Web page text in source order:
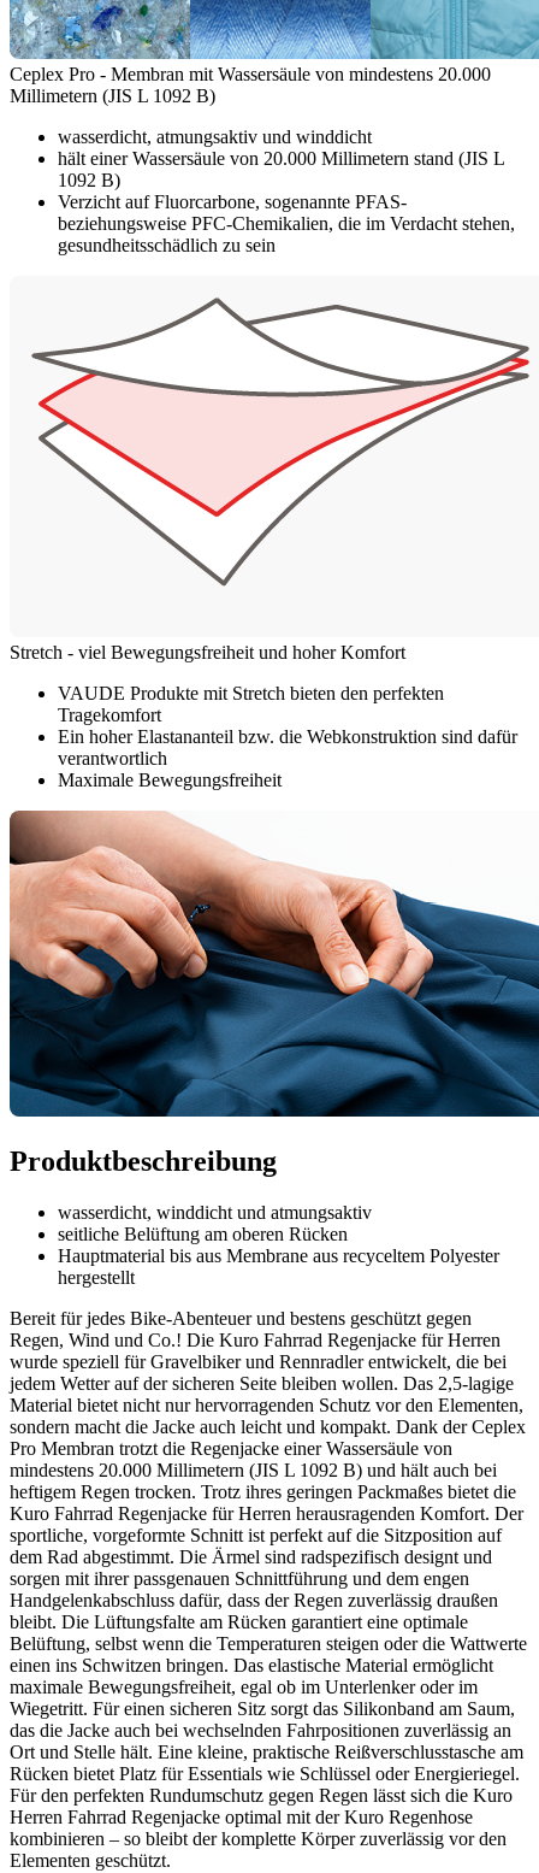
Ceplex Pro - Membran mit Wassersäule von mindestens 20.000
Millimetern (JIS L 1092 B)
wasserdicht, atmungsaktiv und winddicht
hält einer Wassersäule von 20.000 Millimetern stand (JIS L
1092 B)
Verzicht auf Fluorcarbone, sogenannte PFAS-
beziehungsweise PFC-Chemikalien, die im Verdacht stehen,
gesundheitsschädlich zu sein
Stretch - viel Bewegungsfreiheit und hoher Komfort
VAUDE Produkte mit Stretch bieten den perfekten
Tragekomfort
Ein hoher Elastananteil bzw. die Webkonstruktion sind dafür
verantwortlich
Maximale Bewegungsfreiheit
Produktbeschreibung
wasserdicht, winddicht und atmungsaktiv
seitliche Belüftung am oberen Rücken
Hauptmaterial bis aus Membrane aus recyceltem Polyester
hergestellt
Bereit für jedes Bike-Abenteuer und bestens geschützt gegen
Regen, Wind und Co.! Die Kuro Fahrrad Regenjacke für Herren
wurde speziell für Gravelbiker und Rennradler entwickelt, die bei
jedem Wetter auf der sicheren Seite bleiben wollen. Das 2,5-lagige
Material bietet nicht nur hervorragenden Schutz vor den Elementen,
sondern macht die Jacke auch leicht und kompakt. Dank der Ceplex
Pro Membran trotzt die Regenjacke einer Wassersäule von
mindestens 20.000 Millimetern (JIS L 1092 B) und hält auch bei
heftigem Regen trocken. Trotz ihres geringen Packmaßes bietet die
Kuro Fahrrad Regenjacke für Herren herausragenden Komfort. Der
sportliche, vorgeformte Schnitt ist perfekt auf die Sitzposition auf
dem Rad abgestimmt. Die Ärmel sind radspezifisch designt und
sorgen mit ihrer passgenauen Schnittführung und dem engen
Handgelenkabschluss dafür, dass der Regen zuverlässig draußen
bleibt. Die Lüftungsfalte am Rücken garantiert eine optimale
Belüftung, selbst wenn die Temperaturen steigen oder die Wattwerte
einen ins Schwitzen bringen. Das elastische Material ermöglicht
maximale Bewegungsfreiheit, egal ob im Unterlenker oder im
Wiegetritt. Für einen sicheren Sitz sorgt das Silikonband am Saum,
das die Jacke auch bei wechselnden Fahrpositionen zuverlässig an
Ort und Stelle hält. Eine kleine, praktische Reißverschlusstasche am
Rücken bietet Platz für Essentials wie Schlüssel oder Energieriegel.
Für den perfekten Rundumschutz gegen Regen lässt sich die Kuro
Herren Fahrrad Regenjacke optimal mit der Kuro Regenhose
kombinieren – so bleibt der komplette Körper zuverlässig vor den
Elementen geschützt.